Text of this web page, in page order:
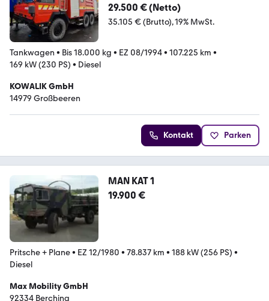
29.500 € (Netto)
35.105 € (Brutto) 19% MwSt.
Tankwagen • Bis 18.000 kg • EZ 08/1994• 107.225 km •
169 kW (230 PS) • Diesel
KOWALIK GmbH
14979 Großbeeren
Kontakt Parken
MAN KAT 1
19.900 €
Pritsche + Plane• EZ 12/1980 • 78.837 km • 188 kW (256 PS) •
Diesel
Max Mobility GmbH
92334 Berching